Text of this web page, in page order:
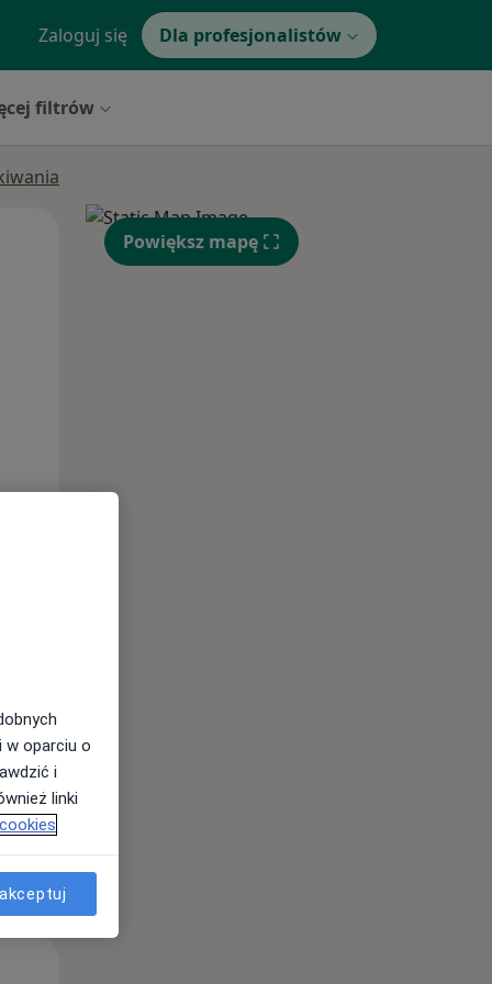
Zaloguj się Dla profesjonalistów
filtrów
Wt, Śr,
Powiększ mapę
w oparciu o
i
linki